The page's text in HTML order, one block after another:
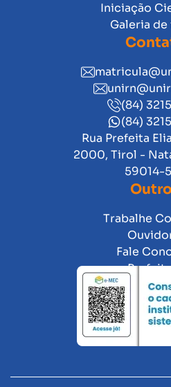
Iniciação
Galeria
(84)
(84)
Rua Prefeita
2000, Tirol -
59014-
Trabalhe
Fale